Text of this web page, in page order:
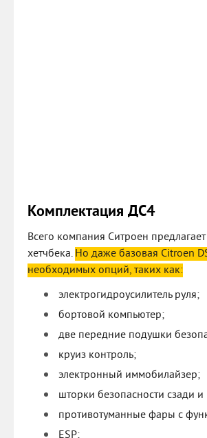
Комплектация ДС4
Всего компания Ситроен
хетчбека. Но даже базовая Citroen
необходимых опций, таких как:
электрогидроусилитель руля;
бортовой компьютер;
две передние подушки
круиз контроль;
электронный иммобилайзер;
шторки безопасности сзади
противотуманные фары с